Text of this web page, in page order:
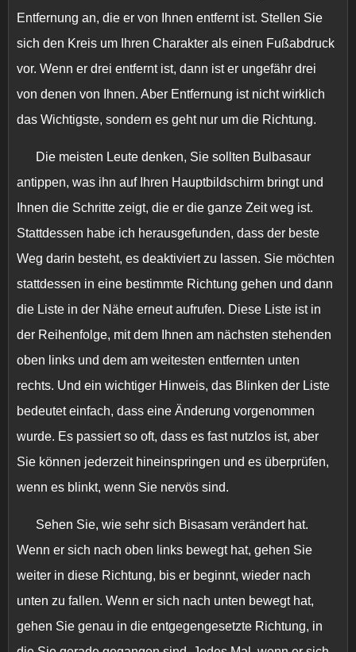
Entfernung an, die er von Ihnen entfernt ist. Stellen Sie
sich den Kreis um Ihren Charakter als einen Fußabdruck
vor. Wenn er drei entfernt ist, dann ist er ungefähr drei
von denen von Ihnen. Aber Entfernung ist nicht wirklich
das Wichtigste, sondern es geht nur um die Richtung.
Die meisten Leute denken, Sie sollten Bulbasaur
antippen, was ihn auf Ihren Hauptbildschirm bringt und
Ihnen die Schritte zeigt, die er die ganze Zeit weg ist.
Stattdessen habe ich herausgefunden, dass der beste
Weg darin besteht, es deaktiviert zu lassen. Sie möchten
stattdessen in eine bestimmte Richtung gehen und dann
die Liste in der Nähe erneut aufrufen. Diese Liste ist in
der Reihenfolge, mit dem Ihnen am nächsten stehenden
oben links und dem am weitesten entfernten unten
rechts. Und ein wichtiger Hinweis, das Blinken der Liste
bedeutet einfach, dass eine Änderung vorgenommen
wurde. Es passiert so oft, dass es fast nutzlos ist, aber
Sie können jederzeit hineinspringen und es überprüfen,
wenn es blinkt, wenn Sie nervös sind.
Sehen Sie, wie sehr sich Bisasam verändert hat.
Wenn er sich nach oben links bewegt hat, gehen Sie
weiter in diese Richtung, bis er beginnt, wieder nach
unten zu fallen. Wenn er sich nach unten bewegt hat,
gehen Sie genau in die entgegengesetzte Richtung, in